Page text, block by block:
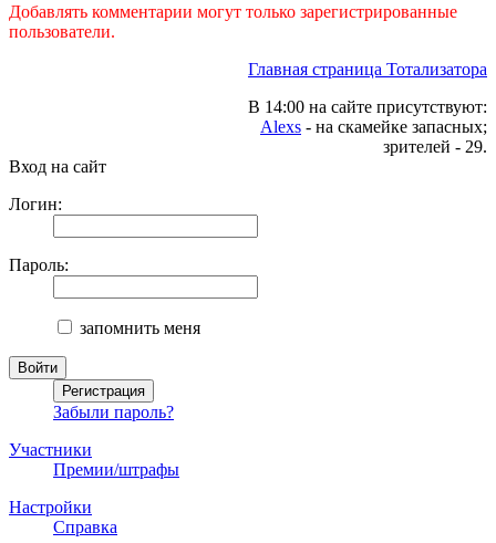
Добавлять комментарии могут только зарегистрированные
пользователи.
Главная страница Тотализатора
В 14:00 на сайте присутствуют:
Alexs - на скамейке запасных;
зрителей - 29.
Вход на сайт
Логин:
Пароль:
запомнить меня
Забыли пароль?
Участники
Премии/штрафы
Настройки
Справка